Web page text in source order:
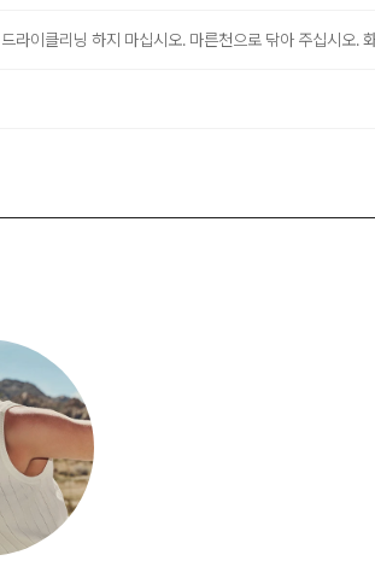
이클리닝 하지 마십시오. 마른천으로 닦아 주십시오.